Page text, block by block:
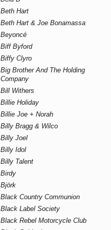
Beth Hart
Beth Hart & Joe Bonamassa
Beyoncé
Biff Byford
Biffy Clyro
Big Brother And The Holding
Company
Bill Withers
Billie Holiday
Billie Joe + Norah
Billy Bragg & Wilco
Billy Joel
Billy Idol
Billy Talent
Birdy
Björk
Black Country Communion
Black Label Society
Black Rebel Motorcycle Club